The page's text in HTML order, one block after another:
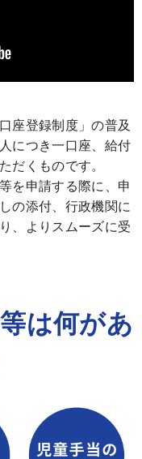
座登録制度」の普及
につき一口座、給付
だくものです。
を申請する際に、申
の添付、行政機関に
、よりスムーズに受
は何があ